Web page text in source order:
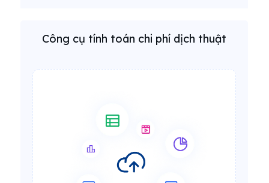
Công cụ tính toán chi phí dịch thuật